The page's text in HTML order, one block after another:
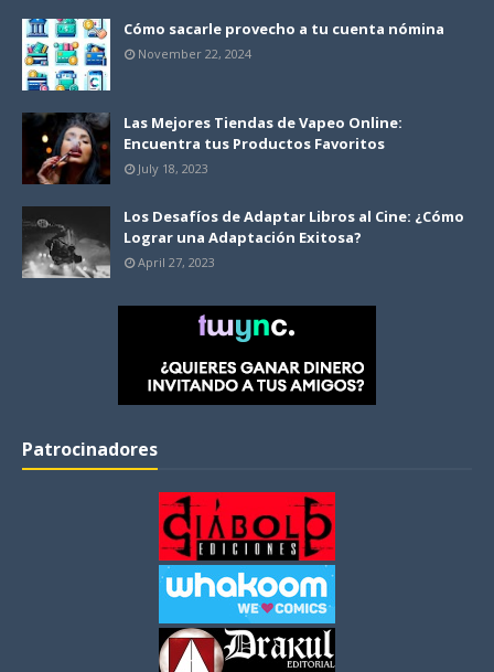
Cómo sacarle provecho a tu cuenta nómina
November 22, 2024
Las Mejores Tiendas de Vapeo Online:
Encuentra tus Productos Favoritos
July 18, 2023
Los Desafíos de Adaptar Libros al Cine: ¿Cómo
Lograr una Adaptación Exitosa?
April 27, 2023
Patrocinadores